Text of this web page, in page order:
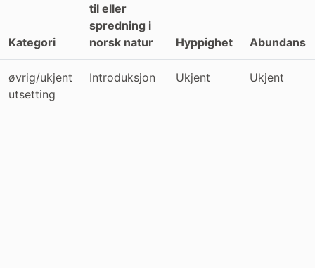
Kategori
til eller
spredning i
norsk natur
Hyppighet Abundans
øvrig/ukjent
utsetting
Introduksjon Ukjent Ukjent